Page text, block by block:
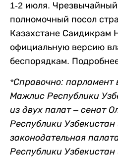
1-2 июля.
полномочный посол
Казахстане Саидикрам
официальную версию
беспорядкам.
*Справочно: парламент
Мажлис Республики
из двух палат – сенат
Республики
законодательная
Республики